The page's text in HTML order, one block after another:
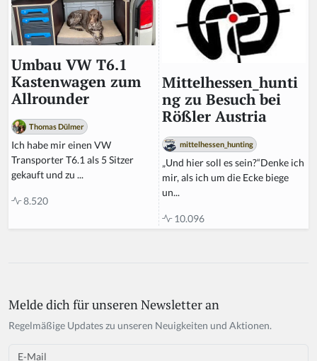
Umbau VW T6.1
Kastenwagen zum
Allrounder
Thomas Dülmer
Ich habe mir einen VW
Transporter T6.1 als 5 Sitzer
gekauft und zu ...
8.520
Mittelhessen_hunti
ng zu Besuch bei
Rößler Austria
mittelhessen_hunting
„Und hier soll es sein?“Denke ich
mir, als ich um die Ecke biege
un...
10.096
Melde dich für unseren Newsletter an
Regelmäßige Updates zu unseren Neuigkeiten und Aktionen.
Email